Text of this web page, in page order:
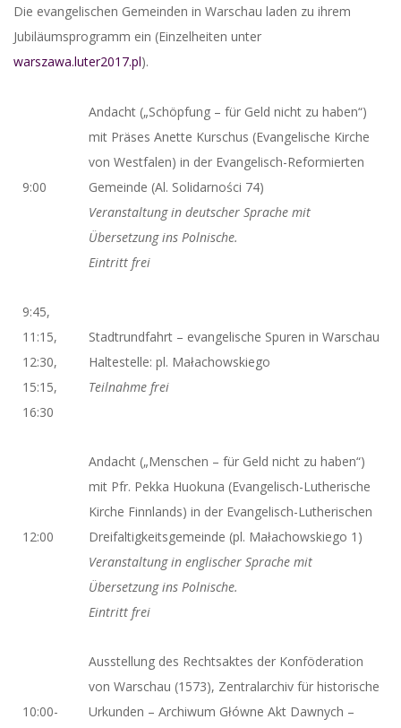
Die evangelischen Gemeinden in Warschau laden zu ihrem
Jubiläumsprogramm ein (Einzelheiten unter
warszawa.luter2017.pl).
9:00
Andacht („Schöpfung – für Geld nicht zu haben“)
mit Präses Anette Kurschus (Evangelische Kirche
von Westfalen) in der Evangelisch-Reformierten
Gemeinde (Al. Solidarności 74)
Veranstaltung in deutscher Sprache mit
Übersetzung ins Polnische.
Eintritt frei
9:45,
11:15,
12:30,
15:15,
16:30
Stadtrundfahrt – evangelische Spuren in Warschau
Haltestelle: pl. Małachowskiego
Teilnahme frei
12:00
Andacht („Menschen – für Geld nicht zu haben“)
mit Pfr. Pekka Huokuna (Evangelisch-Lutherische
Kirche Finnlands) in der Evangelisch-Lutherischen
Dreifaltigkeitsgemeinde (pl. Małachowskiego 1)
Veranstaltung in englischer Sprache mit
Übersetzung ins Polnische.
Eintritt frei
10:00-
Ausstellung des Rechtsaktes der Konföderation
von Warschau (1573), Zentralarchiv für historische
Urkunden – Archiwum Główne Akt Dawnych –